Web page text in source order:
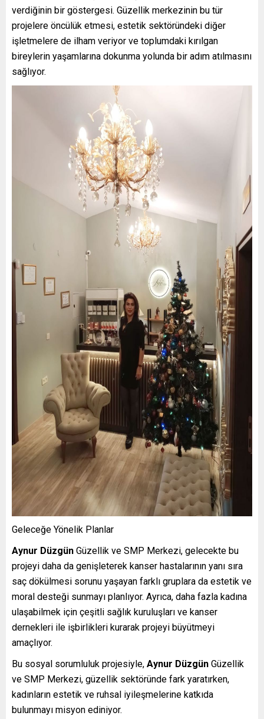
verdiğinin bir göstergesi. Güzellik merkezinin bu tür
projelere öncülük etmesi, estetik sektöründeki diğer
işletmelere de ilham veriyor ve toplumdaki kırılgan
bireylerin yaşamlarına dokunma yolunda bir adım atılmasını
sağlıyor.
Geleceğe Yönelik Planlar
Aynur Düzgün Güzellik ve SMP Merkezi, gelecekte bu
projeyi daha da genişleterek kanser hastalarının yanı sıra
saç dökülmesi sorunu yaşayan farklı gruplara da estetik ve
moral desteği sunmayı planlıyor. Ayrıca, daha fazla kadına
ulaşabilmek için çeşitli sağlık kuruluşları ve kanser
dernekleri ile işbirlikleri kurarak projeyi büyütmeyi
amaçlıyor.
Bu sosyal sorumluluk projesiyle, Aynur Düzgün Güzellik
ve SMP Merkezi, güzellik sektöründe fark yaratırken,
kadınların estetik ve ruhsal iyileşmelerine katkıda
bulunmayı misyon ediniyor.